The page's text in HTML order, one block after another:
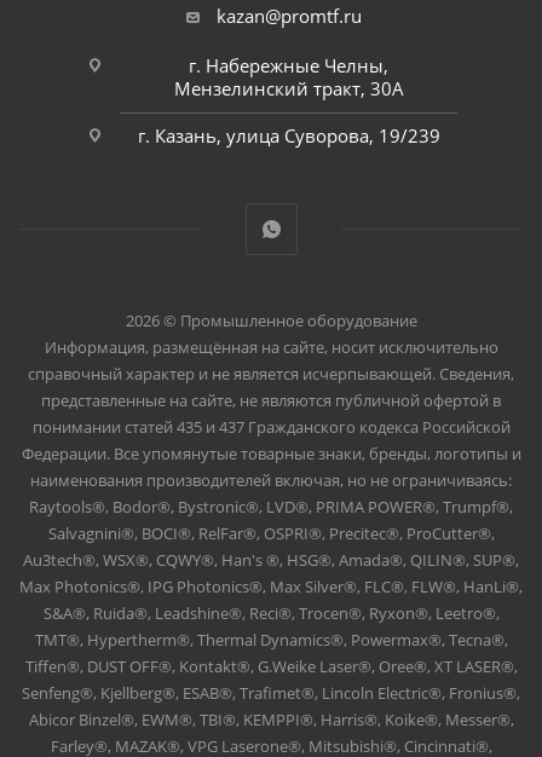
kazan@promtf.ru
г. Набережные Челны,
Мензелинский тракт, 30А
г. Казань, улица Суворова, 19/239
2026 © Промышленное оборудование
Информация, размещённая на сайте, носит исключительно
справочный характер и не является исчерпывающей. Сведения,
представленные на сайте, не являются публичной офертой в
понимании статей 435 и 437 Гражданского кодекса Российской
Федерации. Все упомянутые товарные знаки, бренды, логотипы и
наименования производителей включая, но не ограничиваясь:
Raytools®, Bodor®, Bystronic®, LVD®, PRIMA POWER®, Trumpf®,
Salvagnini®, BOCI®, RelFar®, OSPRI®, Precitec®, ProCutter®,
Au3tech®, WSX®, CQWY®, Han's ®, HSG®, Amada®, QILIN®, SUP®,
Max Photonics®, IPG Photonics®, Max Silver®, FLC®, FLW®, HanLi®,
S&A®, Ruida®, Leadshine®, Reci®, Trocen®, Ryxon®, Leetro®,
TMT®, Hypertherm®, Thermal Dynamics®, Powermax®, Tecna®,
Tiffen®, DUST OFF®, Kontakt®, G.Weike Laser®, Oree®, XT LASER®,
Senfeng®, Kjellberg®, ESAB®, Trafimet®, Lincoln Electric®, Fronius®,
Abicor Binzel®, EWM®, TBI®, KEMPPI®, Harris®, Koike®, Messer®,
Farley®, MAZAK®, VPG Laserone®, Mitsubishi®, Cincinnati®,